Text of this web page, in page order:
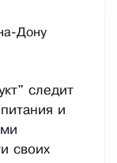
Дону
следит
и
своих